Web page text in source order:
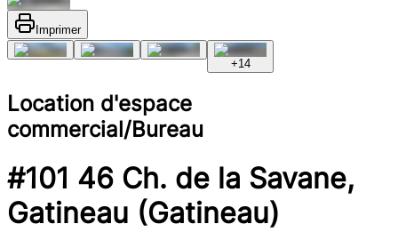
Imprimer
+14
Location d'espace
commercial/Bureau
#101 46 Ch. de la Savane,
Gatineau (Gatineau)